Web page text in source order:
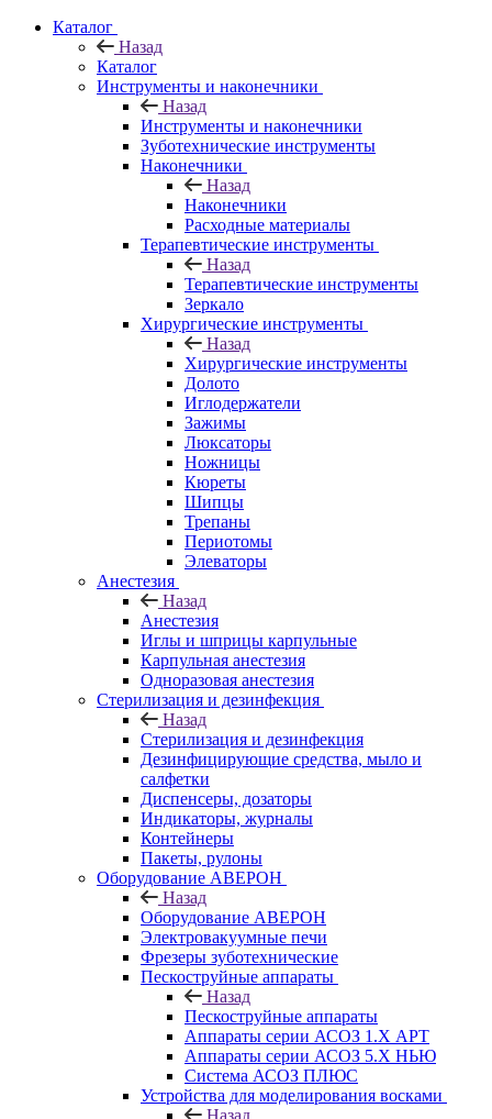
Каталог
Назад
Каталог
Инструменты и наконечники
Назад
Инструменты и наконечники
Зуботехнические инструменты
Наконечники
Назад
Наконечники
Расходные материалы
Терапевтические инструменты
Назад
Терапевтические инструменты
Зеркало
Хирургические инструменты
Назад
Хирургические инструменты
Долото
Иглодержатели
Зажимы
Люксаторы
Ножницы
Кюреты
Шипцы
Трепаны
Периотомы
Элеваторы
Анестезия
Назад
Анестезия
Иглы и шприцы карпульные
Карпульная анестезия
Одноразовая анестезия
Стерилизация и дезинфекция
Назад
Стерилизация и дезинфекция
Дезинфицирующие средства, мыло и
салфетки
Диспенсеры, дозаторы
Индикаторы, журналы
Контейнеры
Пакеты, рулоны
Оборудование АВЕРОН
Назад
Оборудование АВЕРОН
Электровакуумные печи
Фрезеры зуботехнические
Пескоструйные аппараты
Назад
Пескоструйные аппараты
Аппараты серии АСОЗ 1.Х АРТ
Аппараты серии АСОЗ 5.Х НЬЮ
Система АСОЗ ПЛЮС
Устройства для моделирования восками
Назад